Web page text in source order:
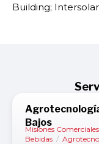
Building;
Bajos
Misiones Comerciales
Bebidas /